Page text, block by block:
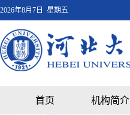
2026年8月7日 星期五
首页 机构简介